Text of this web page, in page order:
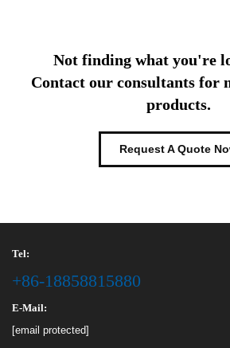
Not finding what you're
Contact our consultants for
products.
Request A Quote
Tel:
+86-18858815880
E-Mail:
[email protected]